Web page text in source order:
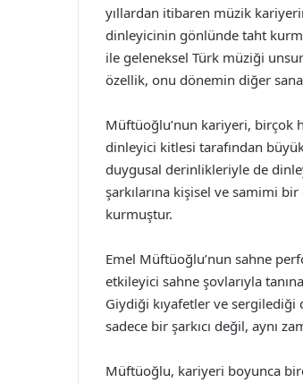
yıllardan itibaren müzik
dinleyicinin gönlünde taht
ile geleneksel Türk müziği
özellik, onu dönemin diğer
Müftüoğlu’nun kariyeri, birçok
dinleyici kitlesi tarafından
duygusal derinlikleriyle de
şarkılarına kişisel ve samimi
kurmuştur.
Emel Müftüoğlu’nun sahne
etkileyici sahne şovlarıyla
Giydiği kıyafetler ve
sadece bir şarkıcı değil, aynı
Müftüoğlu, kariyeri boyunca